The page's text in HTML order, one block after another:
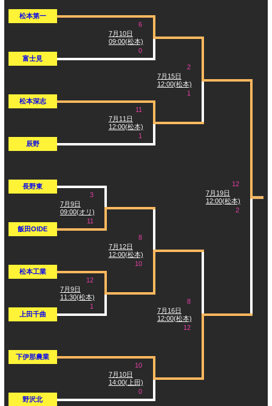
松本第一
富士見
松本深志
辰野
長野東
飯田OIDE
松本工業
上田千曲
下伊那農業
野沢北
7月9日
09:00(オリ)
3
11
7月9日
11:30(松本)
12
1
7月10日
09:00(松本)
6
0
7月11日
12:00(松本)
11
1
7月12日
12:00(松本)
8
10
7月10日
14:00(上田)
10
0
7月15日
12:00(松本)
2
1
7月16日
12:00(松本)
8
12
7月19日
12:00(松本)
12
2